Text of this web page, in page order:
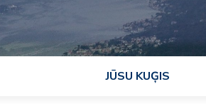
JŪSU KUĢIS